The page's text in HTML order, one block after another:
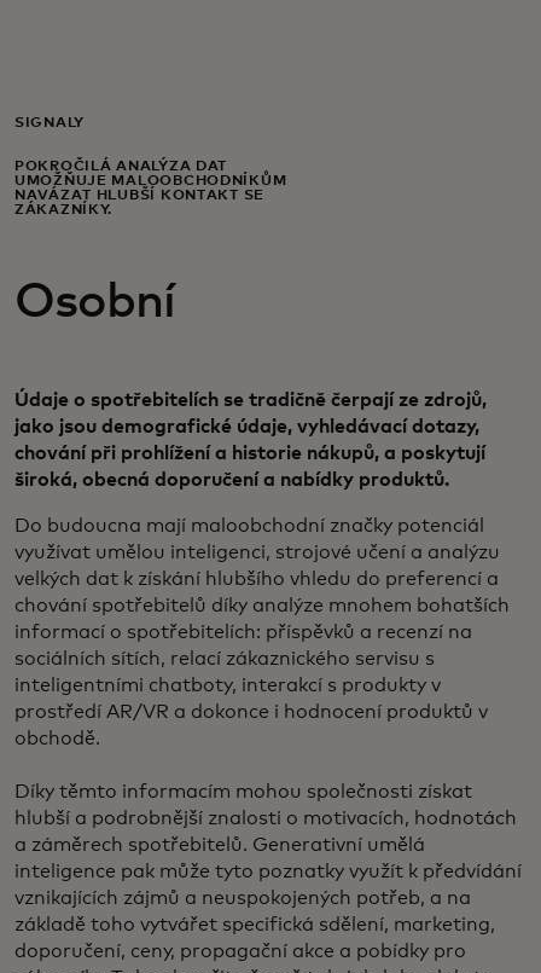
Pro firmy
Pro svět
Pro inovátory
SIGNÁLY
POKROČILÁ ANALÝZA DAT
UMOŽŇUJE MALOOBCHODNÍKŮM
NAVÁZAT HLUBŠÍ KONTAKT SE
ZÁKAZNÍKY.
Osobní
Údaje o spotřebitelích se tradičně čerpají ze zdrojů,
jako jsou demografické údaje, vyhledávací dotazy,
chování při prohlížení a historie nákupů, a poskytují
široká, obecná doporučení a nabídky produktů.
​Do budoucna mají maloobchodní značky potenciál
využívat umělou inteligenci, strojové učení a analýzu
velkých dat k získání hlubšího vhledu do preferencí a
chování spotřebitelů díky analýze mnohem bohatších
informací o spotřebitelích: příspěvků a recenzí na
sociálních sítích, relací zákaznického servisu s
inteligentními chatboty, interakcí s produkty v
prostředí AR/VR a dokonce i hodnocení produktů v
obchodě.
Díky těmto informacím mohou společnosti získat
hlubší a podrobnější znalosti o motivacích, hodnotách
a záměrech spotřebitelů. Generativní umělá
inteligence pak může tyto poznatky využít k předvídání
vznikajících zájmů a neuspokojených potřeb, a na
základě toho vytvářet specifická sdělení, marketing,
doporučení, ceny, propagační akce a pobídky pro